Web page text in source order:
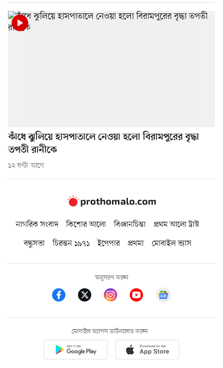
কাঁধে ঝুলিয়ে হাসপাতালে নেওয়া হলো বিরামপুরের বৃদ্ধা
তপতী রানীকে
১২ ঘণ্টা আগে
নাগরিক সংবাদ কিশোর আলো বিজ্ঞানচিন্তা
প্রথম আলো ট্রাস্ট
বন্ধুসভা
চিরন্তন ১৯৭১ ইপেপার প্রথমা মোবাইল ভ্যাস
অনুসরণ করুন
মোবাইল অ্যাপস ডাউনলোড করুন